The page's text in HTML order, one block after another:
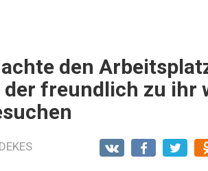
den
freundlich zu ihr